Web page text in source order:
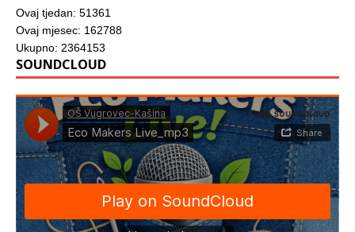
Ovaj tjedan: 51361
Ovaj mjesec: 162788
Ukupno: 2364153
SOUNDCLOUD